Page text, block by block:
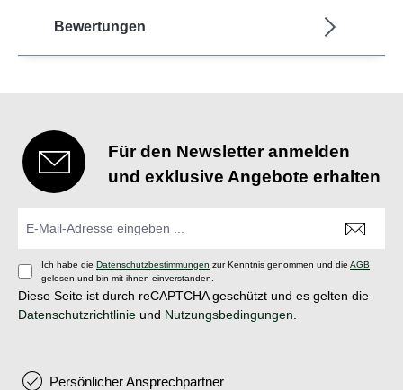
Bewertungen
Für den Newsletter anmelden
und exklusive Angebote erhalten
Ich habe die Datenschutzbestimmungen zur Kenntnis genommen und die AGB
gelesen und bin mit ihnen einverstanden.
Diese Seite ist durch reCAPTCHA geschützt und es gelten die
Datenschutzrichtlinie und Nutzungsbedingungen
Persönlicher Ansprechpartner